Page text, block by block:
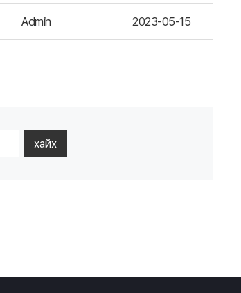
Admin 2023-05-15
хайх